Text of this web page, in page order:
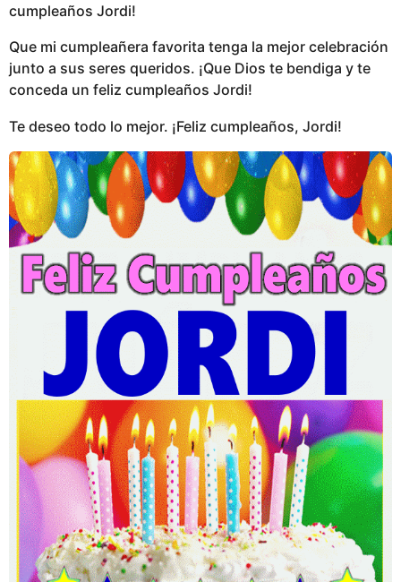
cumpleaños Jordi!
Que mi cumpleañera favorita tenga la mejor celebración
junto a sus seres queridos. ¡Que Dios te bendiga y te
conceda un feliz cumpleaños Jordi!
Te deseo todo lo mejor. ¡Feliz cumpleaños, Jordi!